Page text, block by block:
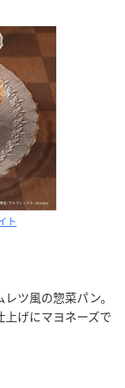
ト
ツ風の惣菜パン。
げにマヨネーズで